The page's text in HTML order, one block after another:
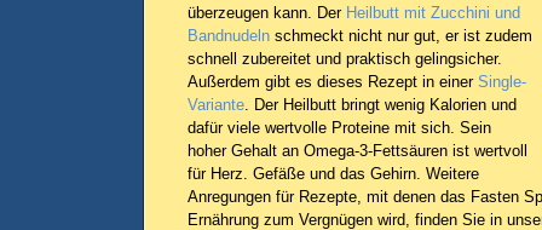
überzeugen kann. Der Heilbutt mit Zucchini und
Bandnudeln schmeckt nicht nur gut, er ist zudem
schnell zubereitet und praktisch gelingsicher.
Außerdem gibt es dieses Rezept in einer Single-
Variante. Der Heilbutt bringt wenig Kalorien und
dafür viele wertvolle Proteine mit sich. Sein
hoher Gehalt an Omega-3-Fettsäuren ist wertvoll
für Herz. Gefäße und das Gehirn. Weitere
Anregungen für Rezepte, mit denen das Fasten
Ernährung zum Vergnügen wird, finden Sie in